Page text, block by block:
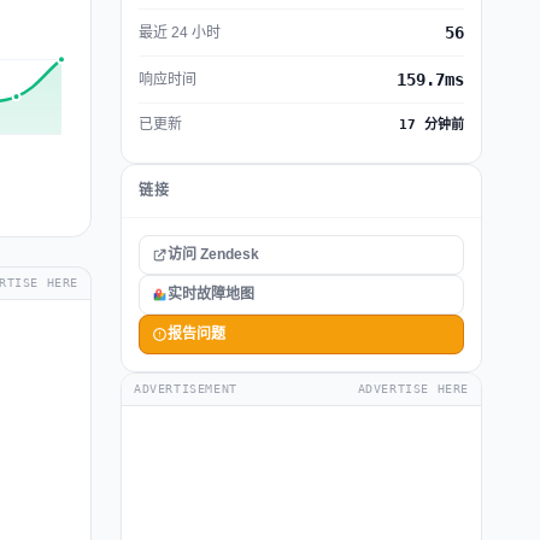
HERE
最近 24 小时 56
响应时间 159.7ms
已更新 17 分钟前
链接
访问 Zendesk
实时故障地图
报告问题
ADVERTISEMENT ADVERTISE HERE